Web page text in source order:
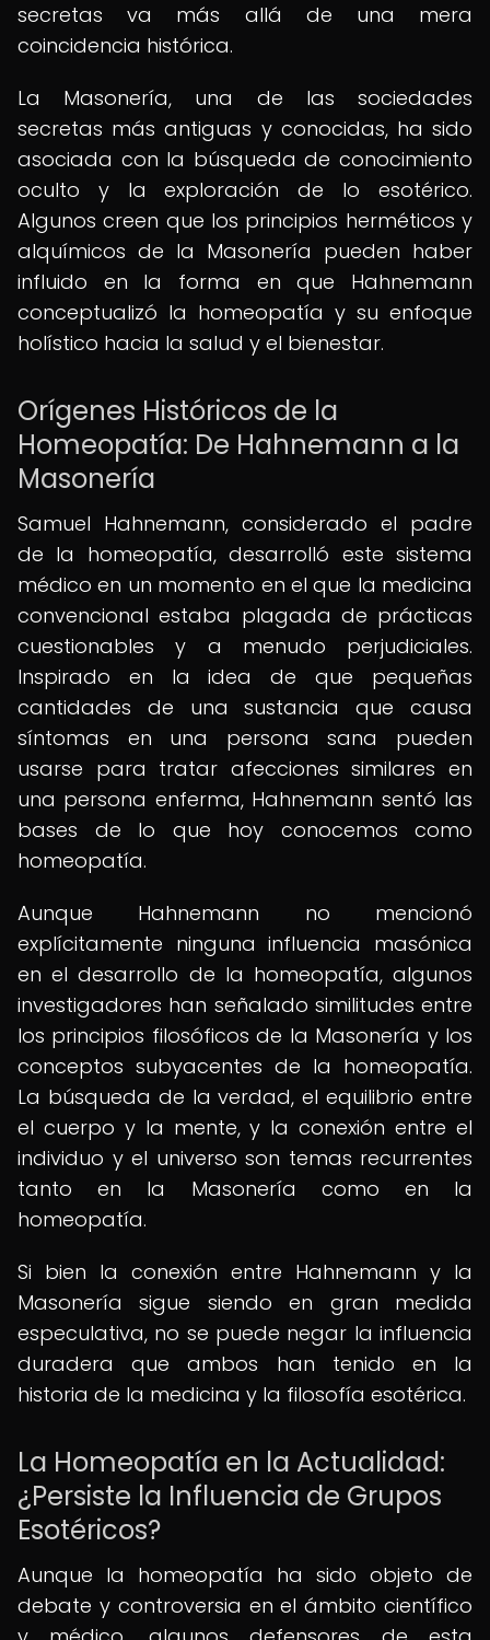
secretas va más allá de una mera
coincidencia histórica.
La Masonería, una de las sociedades
secretas más antiguas y conocidas, ha sido
asociada con la búsqueda de conocimiento
oculto y la exploración de lo esotérico.
Algunos creen que los principios herméticos y
alquímicos de la Masonería pueden haber
influido en la forma en que Hahnemann
conceptualizó la homeopatía y su enfoque
holístico hacia la salud y el bienestar.
Orígenes Históricos de la
Homeopatía: De Hahnemann a la
Masonería
Samuel Hahnemann, considerado el padre
de la homeopatía, desarrolló este sistema
médico en un momento en el que la medicina
convencional estaba plagada de prácticas
cuestionables y a menudo perjudiciales.
Inspirado en la idea de que pequeñas
cantidades de una sustancia que causa
síntomas en una persona sana pueden
usarse para tratar afecciones similares en
una persona enferma, Hahnemann sentó las
bases de lo que hoy conocemos como
homeopatía.
Aunque Hahnemann no mencionó
explícitamente ninguna influencia masónica
en el desarrollo de la homeopatía, algunos
investigadores han señalado similitudes entre
los principios filosóficos de la Masonería y los
conceptos subyacentes de la homeopatía.
La búsqueda de la verdad, el equilibrio entre
el cuerpo y la mente, y la conexión entre el
individuo y el universo son temas recurrentes
tanto en la Masonería como en la
homeopatía.
Si bien la conexión entre Hahnemann y la
Masonería sigue siendo en gran medida
especulativa, no se puede negar la influencia
duradera que ambos han tenido en la
historia de la medicina y la filosofía esotérica.
La Homeopatía en la Actualidad:
¿Persiste la Influencia de Grupos
Esotéricos?
Aunque la homeopatía ha sido objeto de
debate y controversia en el ámbito científico